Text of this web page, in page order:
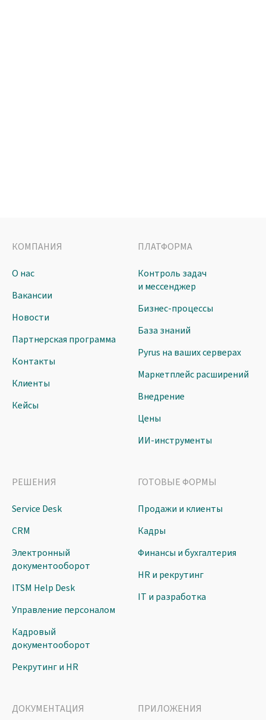
КОМПАНИЯ
О нас
Вакансии
Новости
Партнерская программа
Контакты
Клиенты
Кейсы
ПЛАТФОРМА
Контроль задач
и мессенджер
Бизнес-процессы
База знаний
Pyrus на ваших серверах
Маркетплейс расширений
Внедрение
Цены
ИИ-инструменты
РЕШЕНИЯ
Service Desk
CRM
Электронный
документооборот
ITSM Help Desk
Управление персоналом
Кадровый
документооборот
Рекрутинг и HR
ГОТОВЫЕ ФОРМЫ
Продажи и клиенты
Кадры
Финансы и бухгалтерия
HR и рекрутинг
IT и разработка
ДОКУМЕНТАЦИЯ ПРИЛОЖЕНИЯ